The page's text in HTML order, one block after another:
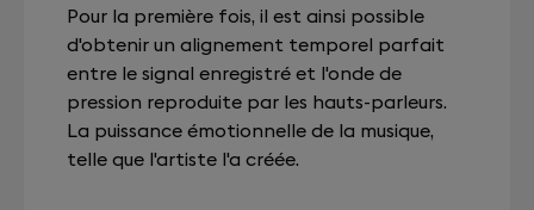
Pour la première fois, il est ainsi possible
d'obtenir un alignement temporel parfait
entre le signal enregistré et l'onde de
pression reproduite par les hauts-parleurs.
La puissance émotionnelle de la musique,
telle que l'artiste l'a créée.